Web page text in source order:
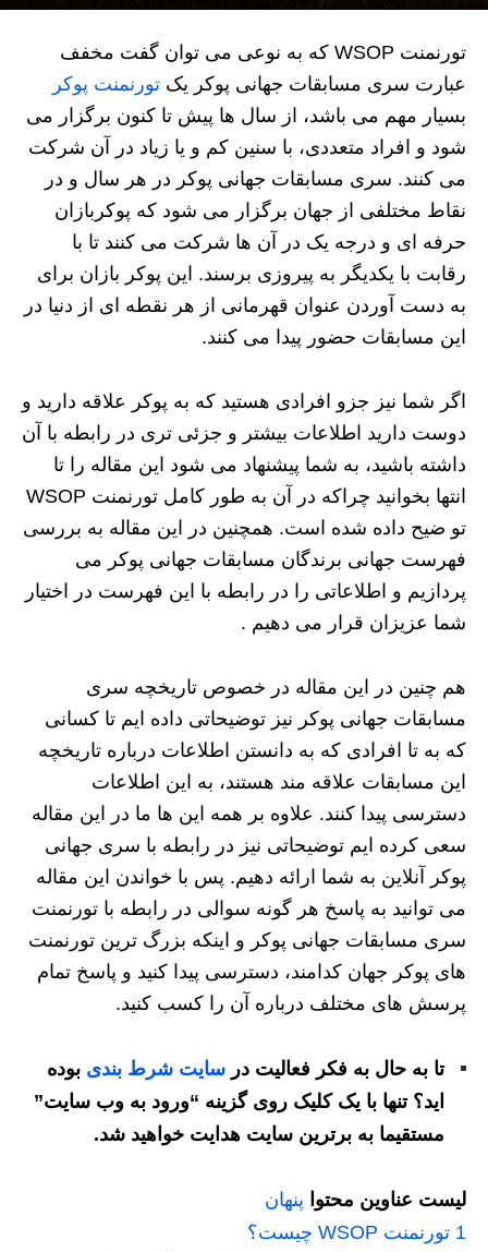
تورنمنت WSOP که به نوعی می توان گفت مخفف
عبارت سری مسابقات جهانی پوکر یک تورنمنت پوکر
بسیار مهم می باشد، از سال ها پیش تا کنون برگزار می
شود و افراد متعددی، با سنین کم و یا زیاد در آن شرکت
می کنند. سری مسابقات جهانی پوکر در هر سال و در
نقاط مختلفی از جهان برگزار می شود که پوکربازان
حرفه ای و درجه یک در آن ها شرکت می کنند تا با
رقابت با یکدیگر به پیروزی برسند. این پوکر بازان برای
به دست آوردن عنوان قهرمانی از هر نقطه ای از دنیا در
این مسابقات حضور پیدا می کنند.
اگر شما نیز جزو افرادی هستید که به پوکر علاقه دارید و
دوست دارید اطلاعات بیشتر و جزئی تری در رابطه با آن
داشته باشید، به شما پیشنهاد می شود این مقاله را تا
انتها بخوانید چراکه در آن به طور کامل تورنمنت WSOP
تو ضیح داده شده است. همچنین در این مقاله به بررسی
فهرست جهانی برندگان مسابقات جهانی پوکر می
پردازیم و اطلاعاتی را در رابطه با این فهرست در اختیار
شما عزیزان قرار می دهیم .
هم چنین در این مقاله در خصوص تاریخچه سری
مسابقات جهانی پوکر نیز توضیحاتی داده ایم تا کسانی
که به تا افرادی که به دانستن اطلاعات درباره تاریخچه
این مسابقات علاقه مند هستند، به این اطلاعات
دسترسی پیدا کنند. علاوه بر همه این ها ما در این مقاله
سعی کرده ایم توضیحاتی نیز در رابطه با سری جهانی
پوکر آنلاین به شما ارائه دهیم. پس با خواندن این مقاله
می توانید به پاسخ هر گونه سوالی در رابطه با تورنمنت
سری مسابقات جهانی پوکر و اینکه بزرگ ترین تورنمنت
های پوکر جهان کدامند، دسترسی پیدا کنید و پاسخ تمام
پرسش های مختلف درباره آن را کسب کنید.
تا به حال به فکر فعالیت در سایت شرط بندی بوده
اید؟ تنها با یک کلیک روی گزینه “ورود به وب سایت”
مستقیما به برترین سایت هدایت خواهید شد.
لیست عناوین محتوا پنهان
1 تورنمنت WSOP چیست؟